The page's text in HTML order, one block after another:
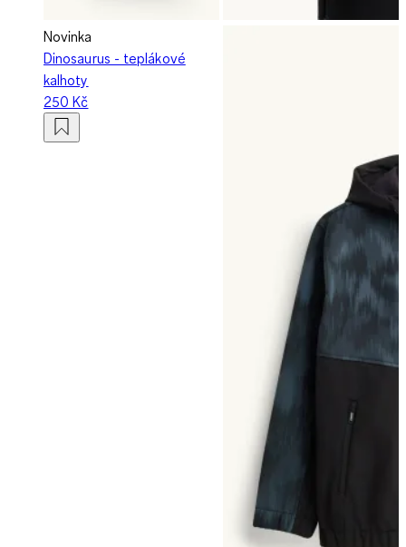
Novinka
Dinosaurus - teplákové
kalhoty
250 Kč